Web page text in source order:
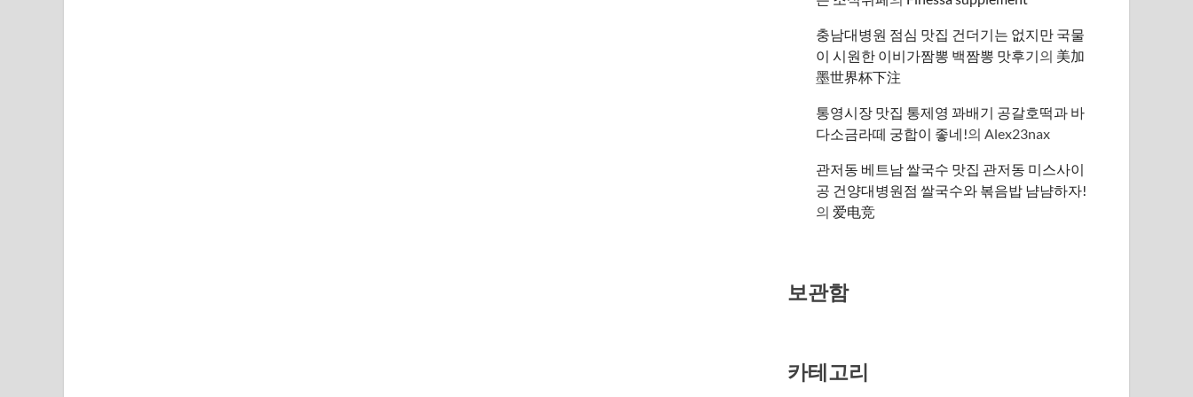
충남대병원 점심 맛집 건더기는 없지만 국물
이 시원한 이비가짬뽕 백짬뽕 맛후기의 美加
墨世界杯下注
통영시장 맛집 통제영 꽈배기 공갈호떡과 바
다소금라떼 궁합이 좋네!의Alex23nax
관저동 베트남 쌀국수 맛집 관저동 미스사이
공 건양대병원점 쌀국수와 볶음밥 냠냠하자!
의 爱电竞
보관함
카테고리